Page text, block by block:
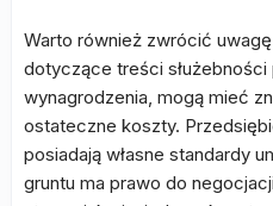
Warto również zwrócić
dotyczące treści
wynagrodzenia, mogą mieć
ostateczne koszty.
posiadają własne standardy
gruntu ma prawo do